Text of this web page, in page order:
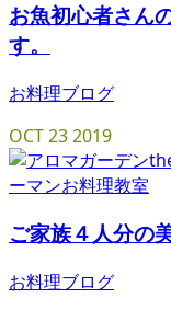
お魚初心者さん
す。
お料理ブログ
OCT232019
ご家族４人分の
お料理ブログ